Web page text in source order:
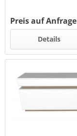
Preis auf Anfrage
Details